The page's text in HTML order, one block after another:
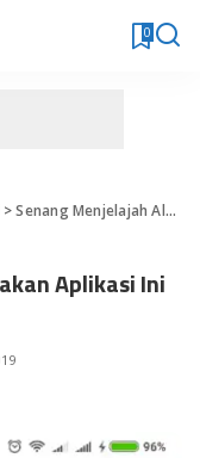
0
>Senang Menjelajah Alam ? Gunakan Aplikasi Ini Supaya Tidak Tersesat
Aplikasi Ini